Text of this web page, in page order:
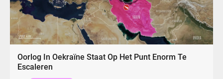
Oorlog In Oekraïne Staat Op Het Punt Enorm Te
Escaleren